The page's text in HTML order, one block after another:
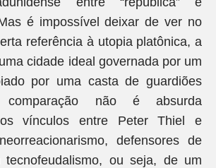
é impossível deixar de ver no
referência à utopia platônica, a
cidade ideal governada por um
por uma casta de guardiões
não é absurda
os vínculos entre Peter Thiel e
defensores de
ou seja, de um